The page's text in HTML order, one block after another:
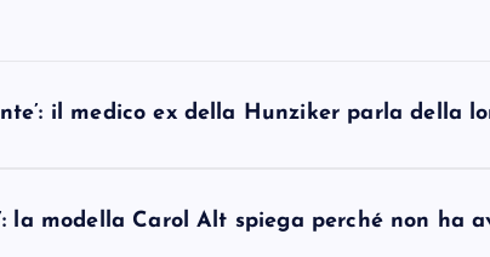
il medico ex della Hunziker parla della
la modella Carol Alt spiega perché non ha